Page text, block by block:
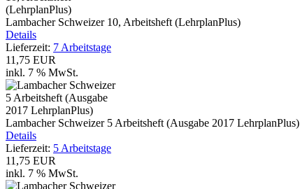
Lambacher Schweizer 10, Arbeitsheft (LehrplanPlus)
Details
Lieferzeit: 7 Arbeitstage
11,75 EUR
inkl. 7 % MwSt.
Lambacher Schweizer 5 Arbeitsheft (Ausgabe 2017 LehrplanPlus)
Details
Lieferzeit: 5 Arbeitstage
11,75 EUR
inkl. 7 % MwSt.